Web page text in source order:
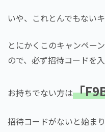
いや、これとんでもない
とにかくこのキャンペー
ので、必ず招待コードを
お持ちでない方は「
招待コードがないと始ま